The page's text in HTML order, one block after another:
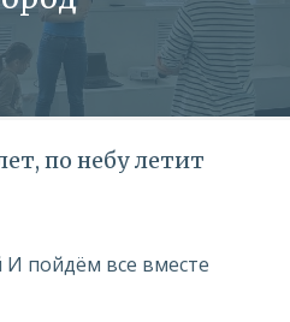
по небу летит
пойдём все вместе